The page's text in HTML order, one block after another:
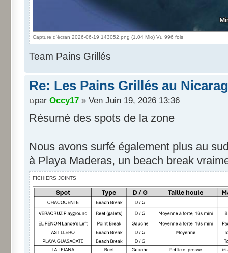
Capture d'écran 2026-06-19 143052.png (1.04 Mio) Vu 996 fois
Team Pains Grillés
Re: Les Pains Grillés au
par Occy17 » Ven Juin 19, 2026 13:36
Résumé des spots de la zone
Nous avons surfé également plus au
à Playa Maderas, un beach break
FICHIERS JOINTS